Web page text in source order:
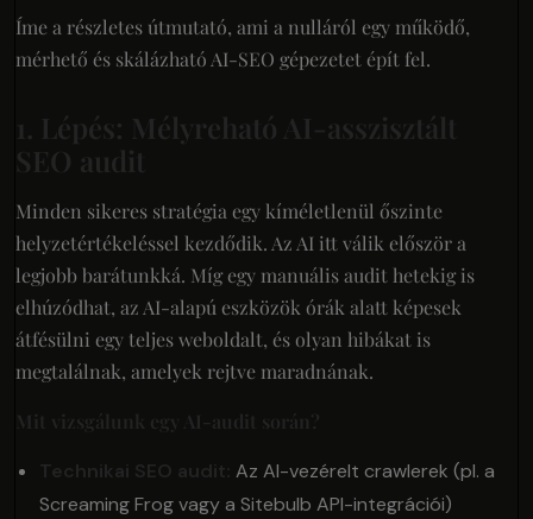
Íme a részletes útmutató, ami a nulláról egy működő,
mérhető és skálázható AI-SEO gépezetet épít fel.
1. Lépés: Mélyreható AI-asszisztált
SEO audit
Minden sikeres stratégia egy kíméletlenül őszinte
helyzetértékeléssel kezdődik. Az AI itt válik először a
legjobb barátunkká. Míg egy manuális audit hetekig is
elhúzódhat, az AI-alapú eszközök órák alatt képesek
átfésülni egy teljes weboldalt, és olyan hibákat is
megtalálnak, amelyek rejtve maradnának.
Mit vizsgálunk egy AI-audit során?
Technikai SEO audit:
Az AI-vezérelt crawlerek (pl. a
Screaming Frog vagy a Sitebulb API-integrációi)